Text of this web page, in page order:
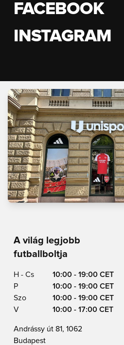
FACEBOOK
INSTAGRAM
A világ legjobb
futballboltja
H - Cs
10:00 - 19:00 CET
P
10:00 - 19:00 CET
Szo
10:00 - 19:00 CET
V
10:00 - 17:00 CET
Andrássy út 81, 1062
Budapest